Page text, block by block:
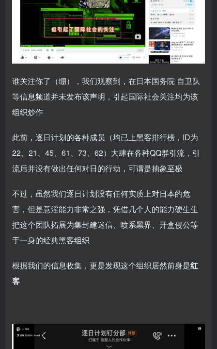
谁关注你了（绷），我们观察到，在日本国务院 自卫队
等信息频道并未发布该声明，引起国际社会关注均为该
组织炒作
此前，逐日计划的各种成员（均已上黑客排行榜，ID为
22、21、45、61、73、62）大肆在各种QQ群引流，引
流后并没有做出任何对日的行动，可谓是抽象至极
不过，虽然我们逐日计划没有任何实质上对日本的危
害，但是意淫能力非常之强，凭借几个人的能力硬生生
把这个团队拓展为集封建迷信、喷系黑界、开盒侵公等
于一身的经典黑客组织
根据我们的信息收集，更是发现这个组织居然前身是红
客